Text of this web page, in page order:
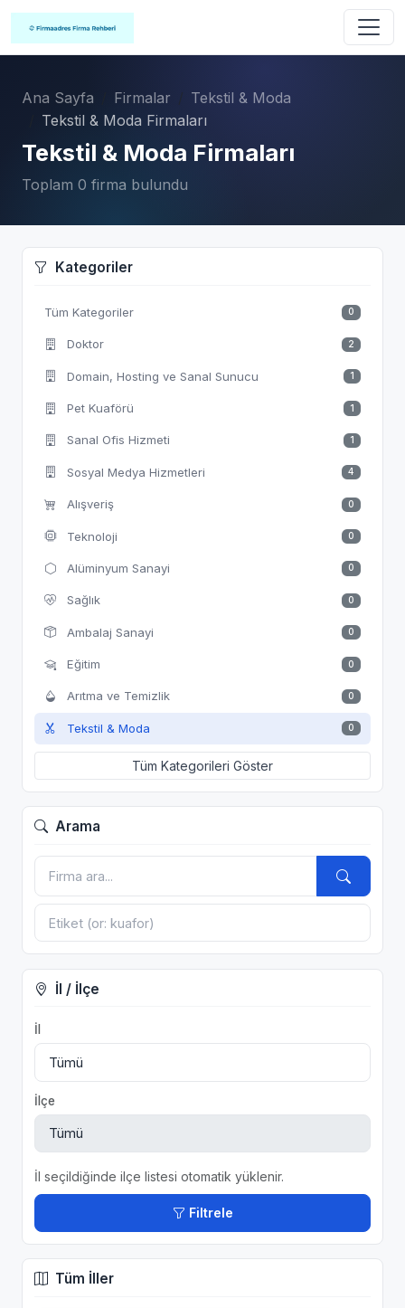
Ana Sayfa Firmalar
Tekstil & Moda
Tekstil & Moda Firmaları
Tekstil & Moda Firmaları
Toplam 0 firma bulundu
Kategoriler
Tüm Kategoriler 0
Doktor 2
Domain, Hosting ve Sanal Sunucu 1
Pet Kuaförü 1
Sanal Ofis Hizmeti 1
Sosyal Medya Hizmetleri 4
Alışveriş 0
Teknoloji 0
Alüminyum Sanayi 0
Sağlık 0
Ambalaj Sanayi 0
Eğitim 0
Arıtma ve Temizlik 0
Tekstil & Moda 0
Tüm Kategorileri Göster
Arama
İl / İlçe
İl
İlçe
İl seçildiğinde ilçe listesi otomatik yüklenir.
Filtrele
Tüm İller